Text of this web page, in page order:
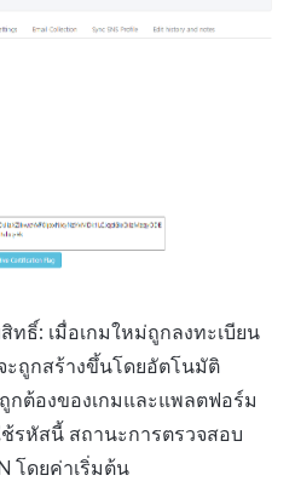
ทธิ์: เมื่อเกมใหม่ถูกลงทะเบียน
ะถูกสร้างขึ้นโดยอัตโนมัติ
กต้องของเกมและแพลตฟอร์ม
รหัสนี้ สถานะการตรวจสอบ
โดยค่าเริ่มต้น